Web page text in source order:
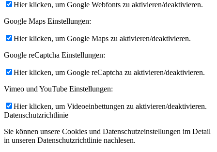
Hier klicken, um Google Webfonts zu aktivieren/deaktivieren.
Google Maps Einstellungen:
Hier klicken, um Google Maps zu aktivieren/deaktivieren.
Google reCaptcha Einstellungen:
Hier klicken, um Google reCaptcha zu aktivieren/deaktivieren.
Vimeo und YouTube Einstellungen:
Hier klicken, um Videoeinbettungen zu aktivieren/deaktivieren.
Datenschutzrichtlinie
Sie können unsere Cookies und Datenschutzeinstellungen im Detail
in unseren Datenschutzrichtlinie nachlesen.